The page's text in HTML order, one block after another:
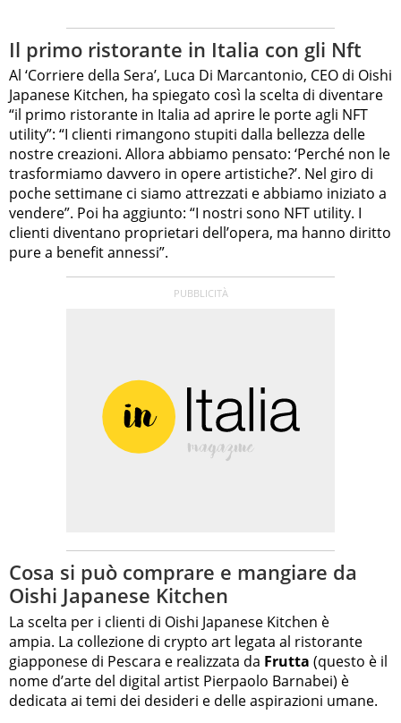
Il primo ristorante in Italia con gli Nft
Al ‘Corriere della Sera’, Luca Di Marcantonio, CEO di Oishi
Japanese Kitchen, ha spiegato così la scelta di diventare
“il primo ristorante in Italia ad aprire le porte agli NFT
utility”: “I clienti rimangono stupiti dalla bellezza delle
nostre creazioni. Allora abbiamo pensato: ‘Perché non le
trasformiamo davvero in opere artistiche?’. Nel giro di
poche settimane ci siamo attrezzati e abbiamo iniziato a
vendere”. Poi ha aggiunto: “I nostri sono NFT utility. I
clienti diventano proprietari dell’opera, ma hanno diritto
pure a benefit annessi”.
Cosa si può comprare e mangiare da
Oishi Japanese Kitchen
La scelta per i clienti di Oishi Japanese Kitchen è
ampia. La collezione di crypto art legata al ristorante
giapponese di Pescara e realizzata da Frutta (questo è il
nome d’arte del digital artist Pierpaolo Barnabei) è
dedicata ai temi dei desideri e delle aspirazioni umane.